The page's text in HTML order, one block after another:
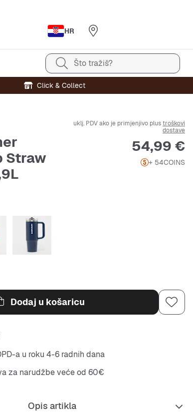
HR
Što tražiš?
Click & Collect
Straw
uklj. PDV ako je primjenjivo plustroškovi
dostave
Cijena
54,99 €
+ 54COINS
Dodaj u košaricu
a u roku 4-6 radnih dana
za narudžbe veće od 60€
Opis artikla